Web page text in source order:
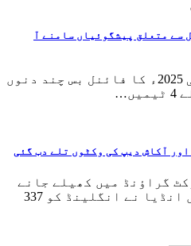
سے متعلق پیشگوئیاں سامنے آ
آئی سی سی چیمپئنز ٹرافی 2025ء کا فائنل بس چند دنوں
آکاش دیپ کی وکٹوں تلے دب گئی
گراؤنڈ میں کھیلے جانے
والے دوسرے ٹیسٹ میچ میں انڈیا نے انگلینڈ کو 337